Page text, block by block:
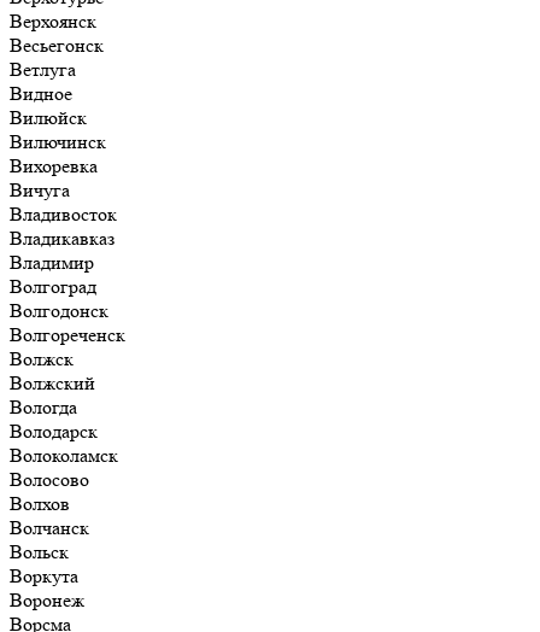
Верхоянск
Весьегонск
Ветлуга
Видное
Вилюйск
Вилючинск
Вихоревка
Вичуга
Владивосток
Владикавказ
Владимир
Волгоград
Волгодонск
Волгореченск
Волжск
Волжский
Вологда
Володарск
Волоколамск
Волосово
Волхов
Волчанск
Вольск
Воркута
Воронеж
Ворсма